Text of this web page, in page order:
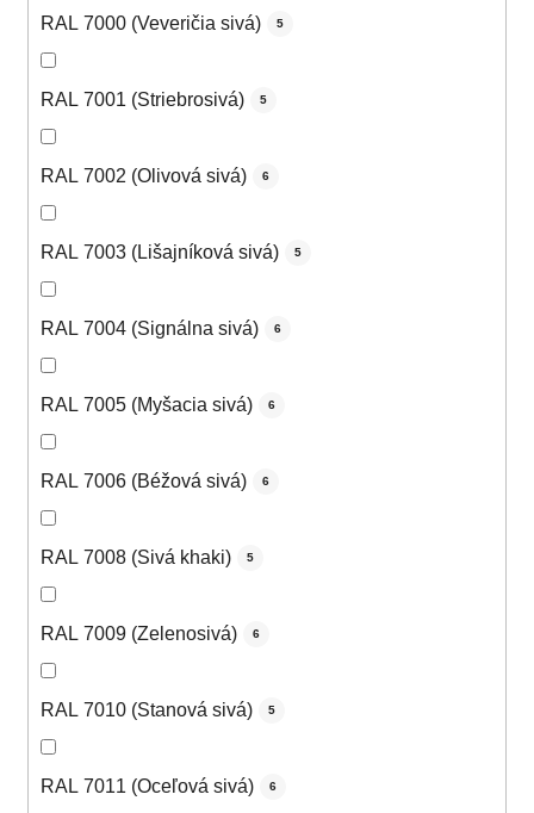
RAL 7000 (Veveričia sivá) 5
RAL 7001 (Striebrosivá) 5
RAL 7002 (Olivová sivá) 6
RAL 7003 (Lišajníková sivá) 5
RAL 7004 (Signálna sivá) 6
RAL 7005 (Myšacia sivá) 6
RAL 7006 (Béžová sivá) 6
RAL 7008 (Sivá khaki) 5
RAL 7009 (Zelenosivá) 6
RAL 7010 (Stanová sivá) 5
RAL 7011 (Oceľová sivá) 6